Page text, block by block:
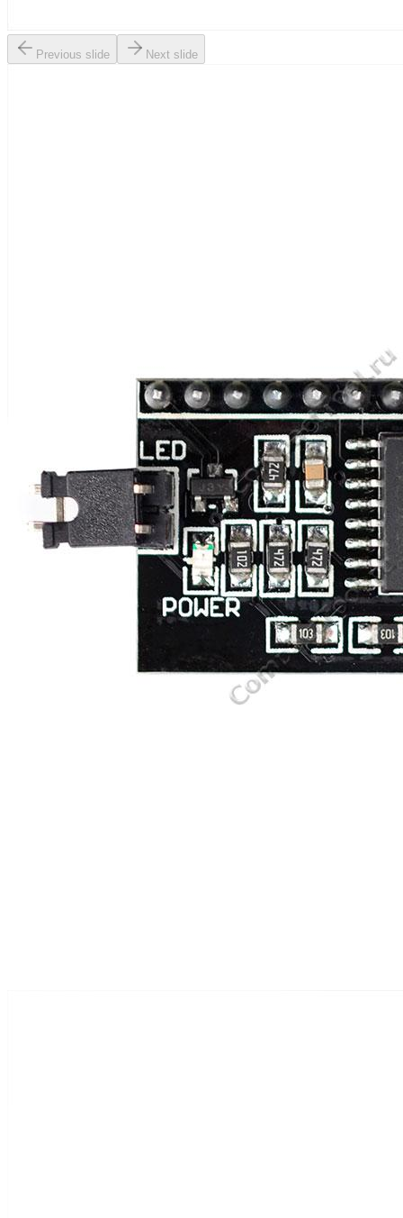
Previous slide Next slide